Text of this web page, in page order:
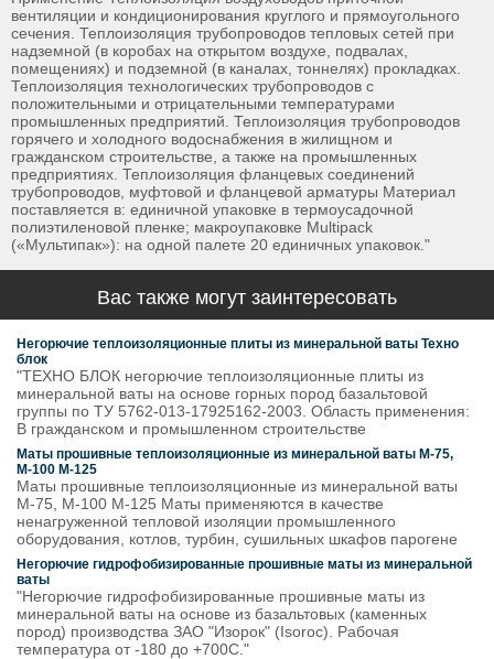
вентиляции и кондиционирования круглого и прямоугольного
сечения. Теплоизоляция трубопроводов тепловых сетей при
надземной (в коробах на открытом воздухе, подвалах,
помещениях) и подземной (в каналах, тоннелях) прокладках.
Теплоизоляция технологических трубопроводов с
положительными и отрицательными температурами
промышленных предприятий. Теплоизоляция трубопроводов
горячего и холодного водоснабжения в жилищном и
гражданском строительстве, а также на промышленных
предприятиях. Теплоизоляция фланцевых соединений
трубопроводов, муфтовой и фланцевой арматуры Материал
поставляется в: единичной упаковке в термоусадочной
полиэтиленовой пленке; макроупаковке Multipack
(«Мультипак»): на одной палете 20 единичных упаковок."
Вас также могут заинтересовать
Негорючие теплоизоляционные плиты из минеральной ваты Техно
блок
"ТЕХНО БЛОК негорючие теплоизоляционные плиты из
минеральной ваты на основе горных пород базальтовой
группы по ТУ 5762-013-17925162-2003. Область применения:
В гражданском и промышленном строительстве
Маты прошивные теплоизоляционные из минеральной ваты М-75,
М-100 М-125
Маты прошивные теплоизоляционные из минеральной ваты
М-75, М-100 М-125 Маты применяются в качестве
ненагруженной тепловой изоляции промышленного
оборудования, котлов, турбин, сушильных шкафов парогене
Негорючие гидрофобизированные прошивные маты из минеральной
ваты
"Негорючие гидрофобизированные прошивные маты из
минеральной ваты на основе из базальтовых (каменных
пород) производства ЗАО "Изорок" (Isoroc). Рабочая
температура от -180 до +700С."